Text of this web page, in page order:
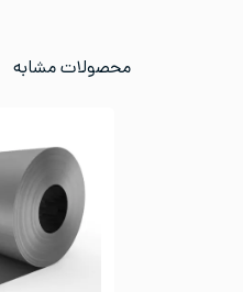
محصولات مشابه